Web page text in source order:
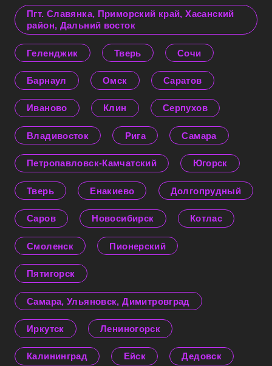
Пгт. Славянка, Приморский край, Хасанский
район, Дальний восток
Геленджик Тверь Сочи
Барнаул Омск Саратов
Иваново Клин Серпухов
Владивосток Рига Самара
Петропавловск-Камчатский Югорск
Тверь Енакиево Долгопрудный
Саров Новосибирск Котлас
Смоленск Пионерский
Пятигорск
Самара, Ульяновск, Димитровград
Иркутск Лениногорск
Калининград Ейск Дедовск